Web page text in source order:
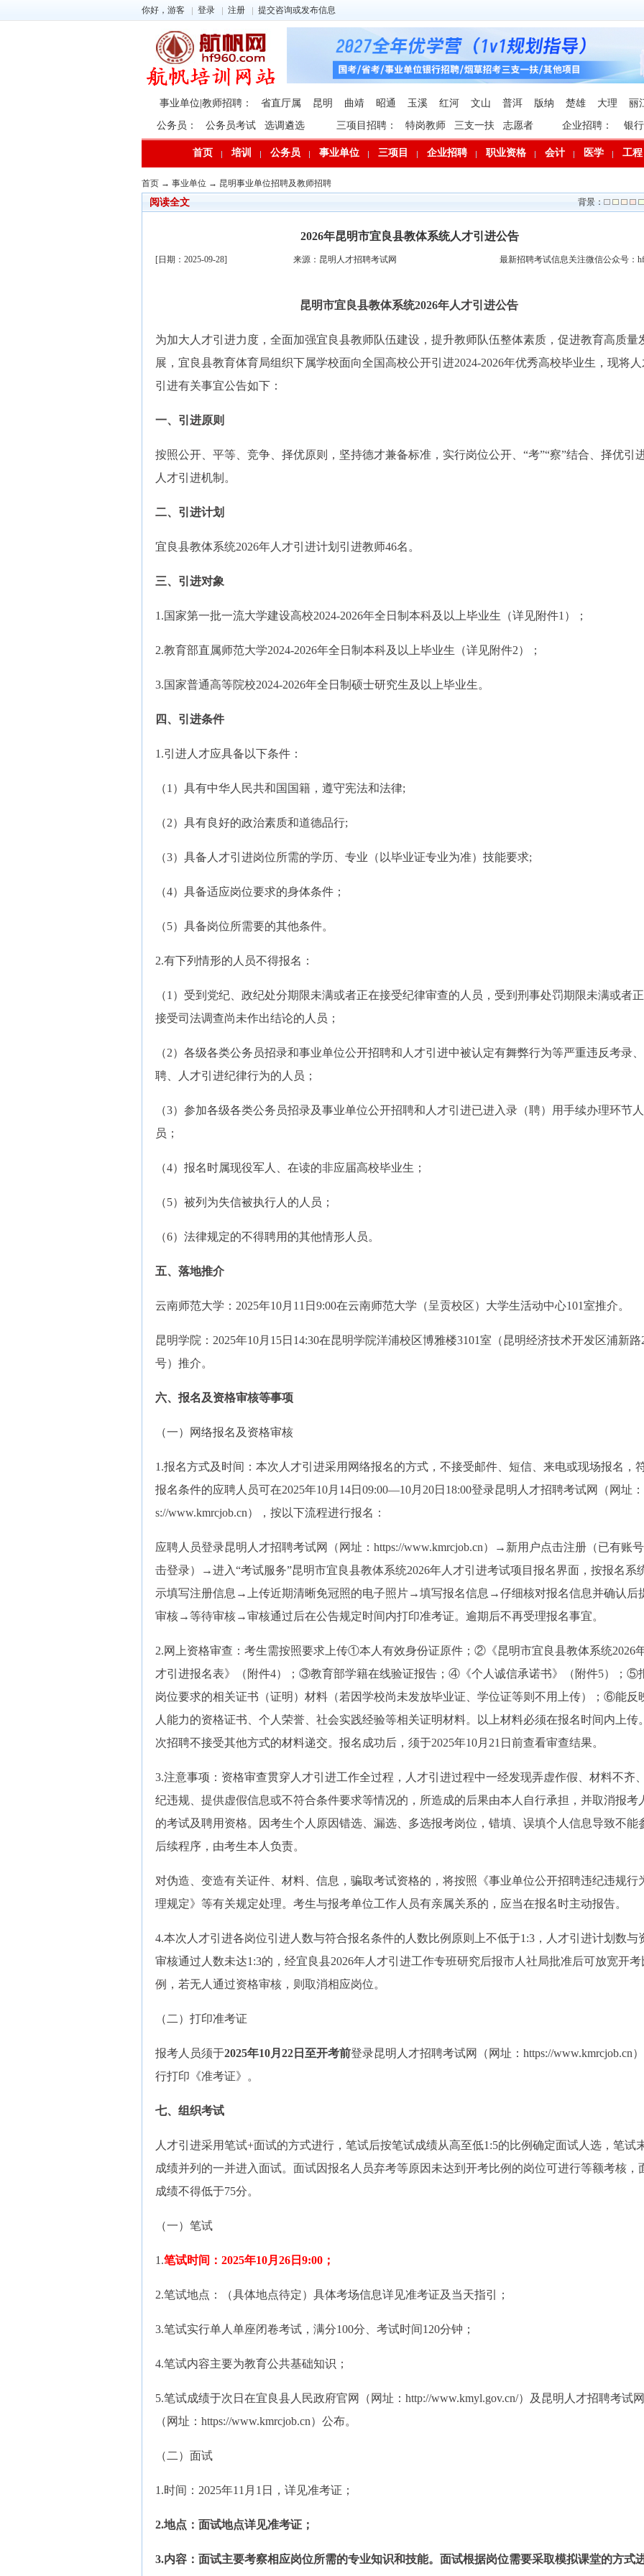
你好，游客 登录 注册 提交咨询或发布信息
事业单位|教师招聘： 省直厅属 昆明 曲靖 昭通 玉溪 红河 文山 普洱 版纳 楚雄 大理 丽
公务员： 公务员考试 选调遴选 三项目招聘： 特岗教师 三支一扶 志愿者 企业招聘： 银行
首页 培训 公务员 事业单位 三项目 企业招聘 职业资格 会计 医学 工程
首页 → 事业单位 → 昆明事业单位招聘及教师招聘
背景：
阅读全文
2026年昆明市宜良县教体系统人才引进公告
[日期：2025-09-28] 来源：昆明人才招聘考试网 最新招聘考试信息关注微信公众号：
昆明市宜良县教体系统2026年人才引进公告
为加大人才引进力度，全面加强宜良县教师队伍建设，提升教师队伍整体素质，促进教育高质量
展，宜良县教育体育局组织下属学校面向全国高校公开引进2024-2026年优秀高校毕业生，现将人
引进有关事宜公告如下：
一、引进原则
按照公开、平等、竞争、择优原则，坚持德才兼备标准，实行岗位公开、“考”“察”结合、择优引
人才引进机制。
二、引进计划
宜良县教体系统2026年人才引进计划引进教师46名。
三、引进对象
1.国家第一批一流大学建设高校2024-2026年全日制本科及以上毕业生（详见附件1）；
2.教育部直属师范大学2024-2026年全日制本科及以上毕业生（详见附件2）；
3.国家普通高等院校2024-2026年全日制硕士研究生及以上毕业生。
四、引进条件
1.引进人才应具备以下条件：
（1）具有中华人民共和国国籍，遵守宪法和法律;
（2）具有良好的政治素质和道德品行;
（3）具备人才引进岗位所需的学历、专业（以毕业证专业为准）技能要求;
（4）具备适应岗位要求的身体条件；
（5）具备岗位所需要的其他条件。
2.有下列情形的人员不得报名：
（1）受到党纪、政纪处分期限未满或者正在接受纪律审查的人员，受到刑事处罚期限未满或者
接受司法调查尚未作出结论的人员；
（2）各级各类公务员招录和事业单位公开招聘和人才引进中被认定有舞弊行为等严重违反考录
聘、人才引进纪律行为的人员；
（3）参加各级各类公务员招录及事业单位公开招聘和人才引进已进入录（聘）用手续办理环节人
员；
（4）报名时属现役军人、在读的非应届高校毕业生；
（5）被列为失信被执行人的人员；
（6）法律规定的不得聘用的其他情形人员。
五、落地推介
云南师范大学：2025年10月11日9:00在云南师范大学（呈贡校区）大学生活动中心101室推介。
昆明学院：2025年10月15日14:30在昆明学院洋浦校区博雅楼3101室（昆明经济技术开发区浦新路
号）推介。
六、报名及资格审核等事项
（一）网络报名及资格审核
1.报名方式及时间：本次人才引进采用网络报名的方式，不接受邮件、短信、来电或现场报名，
报名条件的应聘人员可在2025年10月14日09:00—10月20日18:00登录昆明人才招聘考试网（网址
s://www.kmrcjob.cn），按以下流程进行报名：
应聘人员登录昆明人才招聘考试网（网址：https://www.kmrcjob.cn）→新用户点击注册（已有账
击登录）→进入“考试服务”昆明市宜良县教体系统2026年人才引进考试项目报名界面，按报名系
示填写注册信息→上传近期清晰免冠照的电子照片→填写报名信息→仔细核对报名信息并确认后
审核→等待审核→审核通过后在公告规定时间内打印准考证。逾期后不再受理报名事宜。
2.网上资格审查：考生需按照要求上传①本人有效身份证原件；②《昆明市宜良县教体系统2026
才引进报名表》（附件4）；③教育部学籍在线验证报告；④《个人诚信承诺书》（附件5）；⑤
岗位要求的相关证书（证明）材料（若因学校尚未发放毕业证、学位证等则不用上传）；⑥能反
人能力的资格证书、个人荣誉、社会实践经验等相关证明材料。以上材料必须在报名时间内上传
次招聘不接受其他方式的材料递交。报名成功后，须于2025年10月21日前查看审查结果。
3.注意事项：资格审查贯穿人才引进工作全过程，人才引进过程中一经发现弄虚作假、材料不齐
纪违规、提供虚假信息或不符合条件要求等情况的，所造成的后果由本人自行承担，并取消报考
的考试及聘用资格。因考生个人原因错选、漏选、多选报考岗位，错填、误填个人信息导致不能
后续程序，由考生本人负责。
对伪造、变造有关证件、材料、信息，骗取考试资格的，将按照《事业单位公开招聘违纪违规行
理规定》等有关规定处理。考生与报考单位工作人员有亲属关系的，应当在报名时主动报告。
4.本次人才引进各岗位引进人数与符合报名条件的人数比例原则上不低于1:3，人才引进计划数与
审核通过人数未达1:3的，经宜良县2026年人才引进工作专班研究后报市人社局批准后可放宽开考
例，若无人通过资格审核，则取消相应岗位。
（二）打印准考证
报考人员须于2025年10月22日至开考前登录昆明人才招聘考试网（网址：https://www.kmrcjob.cn
行打印《准考证》。
七、组织考试
人才引进采用笔试+面试的方式进行，笔试后按笔试成绩从高至低1:5的比例确定面试人选，笔试
成绩并列的一并进入面试。面试因报名人员弃考等原因未达到开考比例的岗位可进行等额考核，
成绩不得低于75分。
（一）笔试
1.笔试时间：2025年10月26日9:00；
2.笔试地点：（具体地点待定）具体考场信息详见准考证及当天指引；
3.笔试实行单人单座闭卷考试，满分100分、考试时间120分钟；
4.笔试内容主要为教育公共基础知识；
5.笔试成绩于次日在宜良县人民政府官网（网址：http://www.kmyl.gov.cn/）及昆明人才招聘考试网
（网址：https://www.kmrcjob.cn）公布。
（二）面试
1.时间：2025年11月1日，详见准考证；
2.地点：面试地点详见准考证；
3.内容：面试主要考察相应岗位所需的专业知识和技能。面试根据岗位需要采取模拟课堂的方式